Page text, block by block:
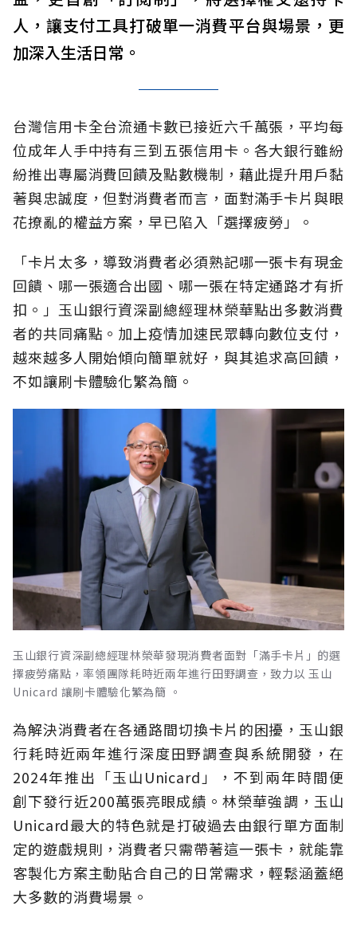
人，讓支付工具打破單一消費平台與場景，更
加深入生活日常。
台灣信用卡全台流通卡數已接近六千萬張，平均每
位成年人手中持有三到五張信用卡。各大銀行雖紛
紛推出專屬消費回饋及點數機制，藉此提升用戶黏
著與忠誠度，但對消費者而言，面對滿手卡片與眼
花撩亂的權益方案，早已陷入「選擇疲勞」。
「卡片太多，導致消費者必須熟記哪一張卡有現金
回饋、哪一張適合出國、哪一張在特定通路才有折
扣。」玉山銀行資深副總經理林榮華點出多數消費
者的共同痛點。加上疫情加速民眾轉向數位支付，
越來越多人開始傾向簡單就好，與其追求高回饋，
不如讓刷卡體驗化繁為簡。
玉山銀行資深副總經理林榮華發現消費者面對「滿手卡片」的選
擇疲勞痛點，率領團隊耗時近兩年進行田野調查，致力以 玉山
Unicard 讓刷卡體驗化繁為簡 。
為解決消費者在各通路間切換卡片的困擾，玉山銀
行耗時近兩年進行深度田野調查與系統開發，在
2024年推出「玉山Unicard」，不到兩年時間便
創下發行近200萬張亮眼成績。林榮華強調，玉山
Unicard最大的特色就是打破過去由銀行單方面制
定的遊戲規則，消費者只需帶著這一張卡，就能靠
客製化方案主動貼合自己的日常需求，輕鬆涵蓋絕
大多數的消費場景。